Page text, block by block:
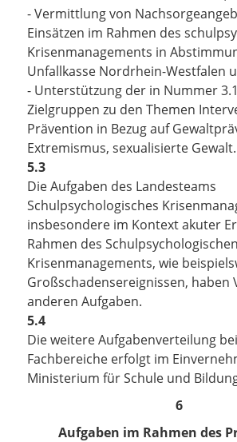
- Vermittlung von
Einsätzen im Rahmen des
Krisenmanagements in
Unfallkasse Nordrhein-Westfalen
- Unterstützung der in Nummer
Zielgruppen zu den Themen
Prävention in Bezug auf
Extremismus, sexualisierte Gewalt.
5.3
Die Aufgaben des Landesteams
Schulpsychologisches
insbesondere im Kontext akuter
Rahmen des Schulpsychologischen
Krisenmanagements, wie
Großschadensereignissen, haben
anderen Aufgaben.
5.4
Die weitere Aufgabenverteilung
Fachbereiche erfolgt im
Ministerium für Schule und
6
Aufgaben im Rahmen des